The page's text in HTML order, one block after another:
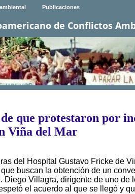
Publicaciones
de Conflictos
que protestaron por
Viña del Mar
del Hospital Gustavo Fricke de
buscan la obtención de un
Villagra, dirigente de uno de
el acuerdo al que se llegó y